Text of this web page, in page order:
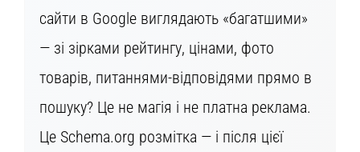
сайти в Google виглядають «багатшими»
— зі зірками рейтингу, цінами, фото
товарів, питаннями-відповідями прямо в
пошуку? Це не магія і не платна реклама.
Це Schema.org розмітка — і після цієї